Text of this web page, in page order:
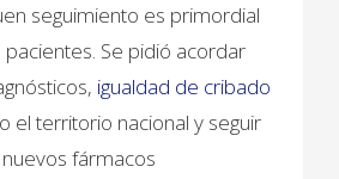
seguimiento es primordial
Se pidió acordar
igualdad de cribado
el territorio nacional y seguir
fármacos